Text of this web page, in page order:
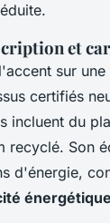
et
sur une
certifiés
incluent du
recyclé. Son
d'énergie,
énergétique